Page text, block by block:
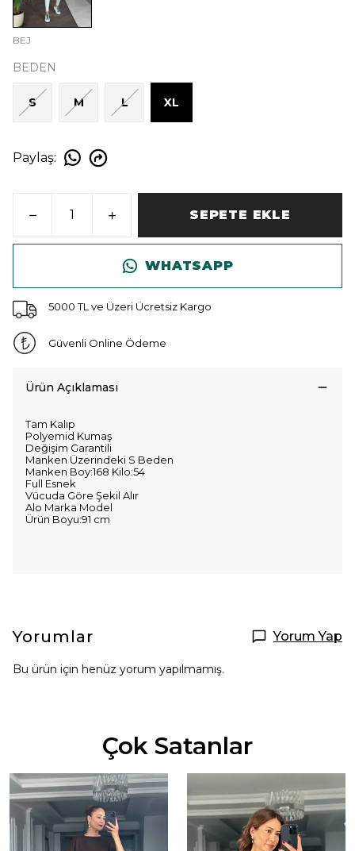
BEJ
BEDEN
S M L XL
Paylaş:
SEPETE EKLE
WHATSAPP
5000 TL ve Üzeri Ücretsiz Kargo
Güvenli Online Ödeme
Ürün Açıklaması
Tam Kalıp
Polyemid Kumaş
Değişim Garantili
Manken Üzerindeki S Beden
Manken Boy:168 Kilo:54
Full Esnek
Vücuda Göre Şekil Alır
Alo Marka Model
Ürün Boyu:91 cm
Yorumlar Yorum Yap
Bu ürün için henüz yorum yapılmamış.
Çok Satanlar